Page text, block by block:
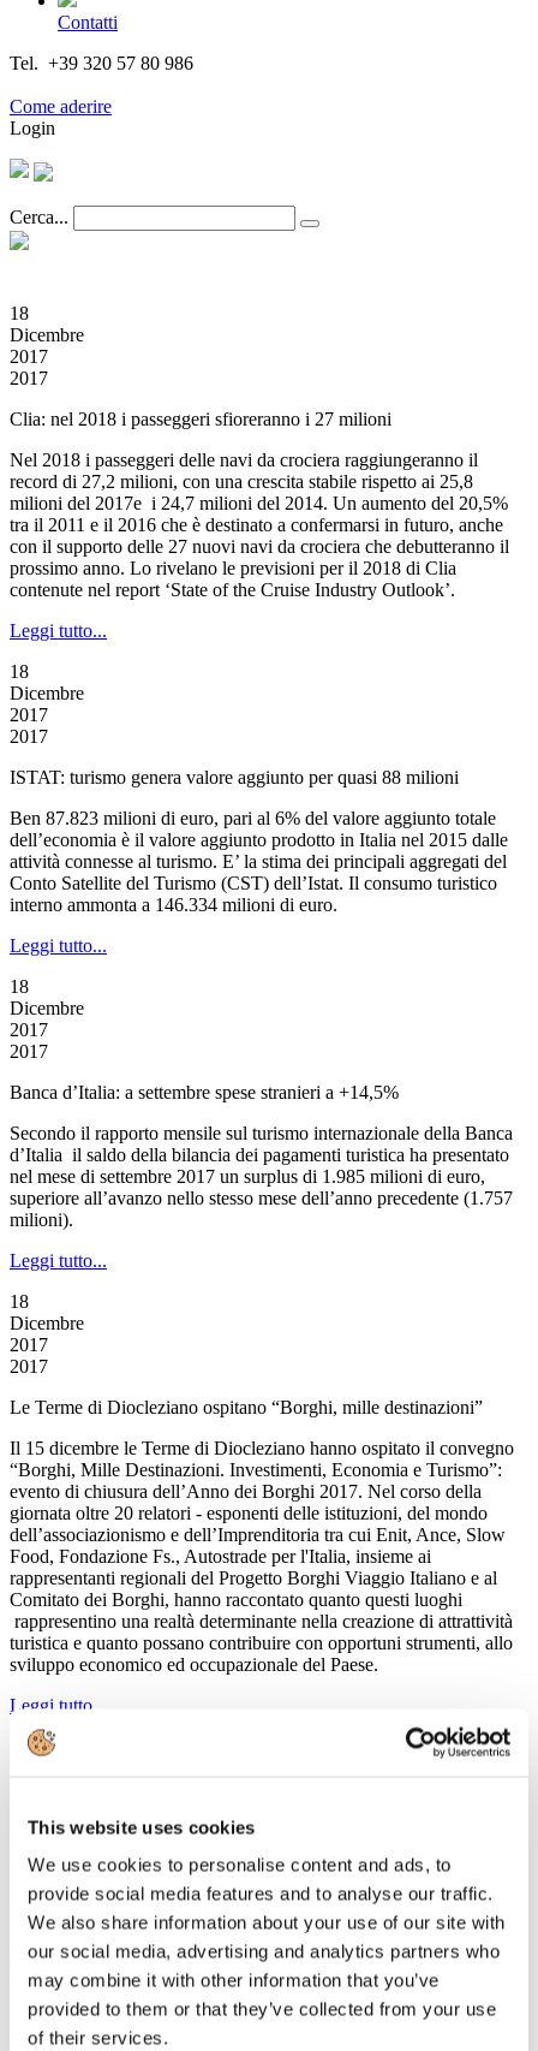
This website uses cookies
We use cookies to personalise content and ads, to
provide social media features and to analyse our traffic.
We also share information about your use of our site with
our social media, advertising and analytics partners who
may combine it with other information that you’ve
provided to them or that they’ve collected from your use
of their services.
Contatti
Tel. +39 320 57 80 986
Come aderire
Login
Cerca...
18
Dicembre
2017
2017
Clia: nel 2018 i passeggeri sfioreranno i 27 milioni
Nel 2018 i passeggeri delle navi da crociera raggiungeranno il
record di 27,2 milioni, con una crescita stabile rispetto ai 25,8
milioni del 2017e i 24,7 milioni del 2014. Un aumento del 20,5%
tra il 2011 e il 2016 che è destinato a confermarsi in futuro, anche
con il supporto delle 27 nuovi navi da crociera che debutteranno il
prossimo anno. Lo rivelano le previsioni per il 2018 di Clia
contenute nel report ‘State of the Cruise Industry Outlook’.
Leggi tutto...
18
Dicembre
2017
2017
ISTAT: turismo genera valore aggiunto per quasi 88 milioni
Ben 87.823 milioni di euro, pari al 6% del valore aggiunto totale
dell’economia è il valore aggiunto prodotto in Italia nel 2015 dalle
attività connesse al turismo. E’ la stima dei principali aggregati del
Conto Satellite del Turismo (CST) dell’Istat. Il consumo turistico
interno ammonta a 146.334 milioni di euro.
Leggi tutto...
18
Dicembre
2017
2017
Banca d’Italia: a settembre spese stranieri a +14,5%
Secondo il rapporto mensile sul turismo internazionale della Banca
d’Italia il saldo della bilancia dei pagamenti turistica ha presentato
nel mese di settembre 2017 un surplus di 1.985 milioni di euro,
superiore all’avanzo nello stesso mese dell’anno precedente (1.757
milioni).
Leggi tutto...
18
Dicembre
2017
2017
Le Terme di Diocleziano ospitano “Borghi, mille destinazioni”
Il 15 dicembre le Terme di Diocleziano hanno ospitato il convegno
“Borghi, Mille Destinazioni. Investimenti, Economia e Turismo”:
evento di chiusura dell’Anno dei Borghi 2017. Nel corso della
giornata oltre 20 relatori - esponenti delle istituzioni, del mondo
dell’associazionismo e dell’Imprenditoria tra cui Enit, Ance, Slow
Food, Fondazione Fs., Autostrade per l'Italia, insieme ai
rappresentanti regionali del Progetto Borghi Viaggio Italiano e al
Comitato dei Borghi, hanno raccontato quanto questi luoghi
rappresentino una realtà determinante nella creazione di attrattività
turistica e quanto possano contribuire con opportuni strumenti, allo
sviluppo economico ed occupazionale del Paese.
Leggi tutto...
18
Si prevede che nel 2030 il turismo mondiale interesserà 1,8 miliardi
di persone, l'80% in più rispetto al miliardo di turisti del 2013, che
hanno speso 1200 miliardi di dollari. In questo scenario si farà
sempre più agguerrita la concorrenza tra i Paesi. Da qui al 2030
l'Italia riuscirà a tenere testa ai suoi concorrenti? Come cambieranno
la domanda e l'offerta e le figure professionali del comparto?
Capacità di attrazione, strategie di marketing, digitalizzazione,
robotica e intelligenza artificiale sono alcune delle principali sfide